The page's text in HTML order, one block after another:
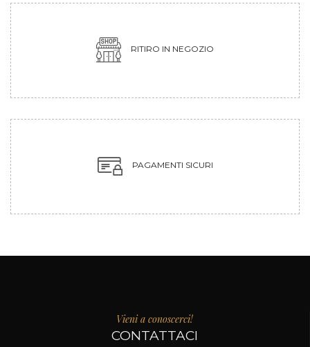
RITIRO IN NEGOZIO
PAGAMENTI SICURI
Vieni a conoscerci!
CONTATTACI